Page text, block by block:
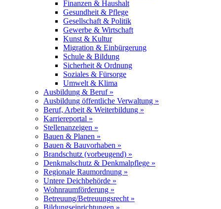
Finanzen & Haushalt
Gesundheit & Pflege
Gesellschaft & Politik
Gewerbe & Wirtschaft
Kunst & Kultur
Migration & Einbürgerung
Schule & Bildung
Sicherheit & Ordnung
Soziales & Fürsorge
Umwelt & Klima
Ausbildung & Beruf »
Ausbildung öffentliche Verwaltung »
Beruf, Arbeit & Weiterbildung »
Karriereportal »
Stellenanzeigen »
Bauen & Planen »
Bauen & Bauvorhaben »
Brandschutz (vorbeugend) »
Denkmalschutz & Denkmalpflege »
Regionale Raumordnung »
Untere Deichbehörde »
Wohnraumförderung »
Betreuung/Betreuungsrecht »
Bildungseinrichtungen »